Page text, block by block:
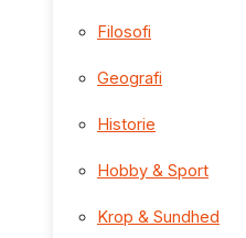
Filosofi
Geografi
Historie
Hobby & Sport
Krop & Sundhed